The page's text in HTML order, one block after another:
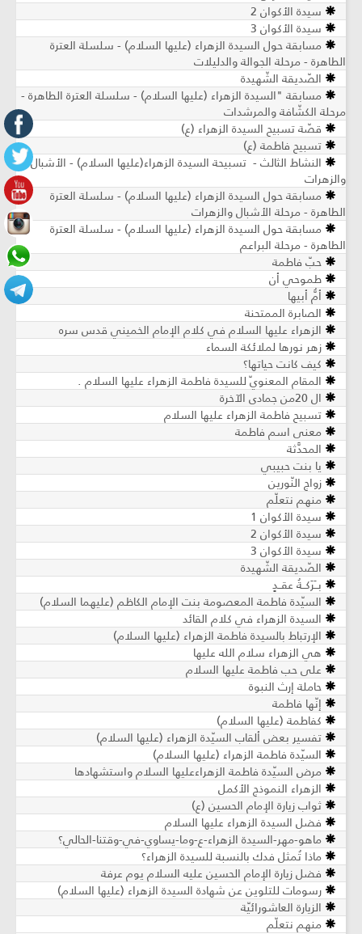
سيدة الأكوان 2
سيدة الأكوان 3
مسابقة حول السيدة الزهراء (عليها السلام) - سلسلة العترة
الطاهرة - مرحلة الجوالة والدليلات
الصّديقة الشّهيدة
مسابقة "السيدة الزهراء (عليها السلام) - سلسلة العترة الطاهرة -
مرحلة الكشّافة والمرشدات
قصّة تسبيح السيدة الزهراء (ع)
تسبيح فاطمة (ع)
النشاط الثالث - تسبيحة السيدة الزهراء(علیها السلام) - الأشبال
والزهرات
مسابقة حول السيدة الزهراء (عليها السلام) - سلسلة العترة
الطاهرة - مرحلة الأشبال والزهرات
مسابقة حول السيدة الزهراء (عليها السلام) - سلسلة العترة
الطاهرة - مرحلة البراعم
حبّ فاطمة
طموحي أن
أمُّ أبيها
الصابرة الممتحنة
الزهراء عليها السلام في كلام الإمام الخميني قدس سره
زهر نورها لملائكة السماء
كيف كانت حياتها؟
المقام المعنويّ للسيدة فاطمة الزهراء عليها السلام .
ال 20من جمادى الآخرة
تسبيح فاطمة الزهراء عليها السلام
معنى اسم فاطمة
المحدَّثة
يا بنت حبيبي
زواج النّورين
منهم نتعلّم
سيدة الأكوان 1
سيدة الأكوان 2
سيدة الأكوان 3
الصّديقة الشّهيدة
بــَرَكــةُ عقــدٍ
السيّدة فاطمة المعصومة بنت الإمام الكاظم (عليهما السلام)
السيدة الزهراء في كلام القائد
الإرتباط بالسيدة فاطمة الزهراء (عليها السلام)
هي الزهراء سلام الله عليها
على حب فاطمة عليها السلام
حاملة إرث النبوة
إنّها فاطمة
كفاطمة (عليها السلام)
تفسير بعض ألقاب السيّدة الزهراء (عليها السلام)
السيّدة فاطمة الزهراء (عليها السلام)
مرض السيّدة فاطمة الزهراءعليها السلام واستشهادها
الزهراء النموذج الأكمل
ثواب زيارة الإمام الحسين (ع)
فضل السيدة الزهراء عليها السلام
ماهو-مهر-السيدة الزهراء-ع-وما-يساوي-في-وقتنا-الحالي؟
ماذا تُمثل فدك بالنسبة للسيدة الزهراء؟
فضل زيارة الإمام الحسين عليه السلام يوم عرفة
رسومات للتلوين عن شهادة السيدة الزهراء (عليها السلام)
الزيارة العاشورائيّة
منهم نتعلّم